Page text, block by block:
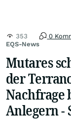
EQS-News
353 0
Mutares
der
Anlegern -